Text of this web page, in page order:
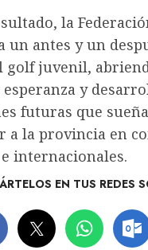
la
un antes y un
golf juvenil,
y
futuras que
a la provincia en
internacionales.
EN TUS REDES